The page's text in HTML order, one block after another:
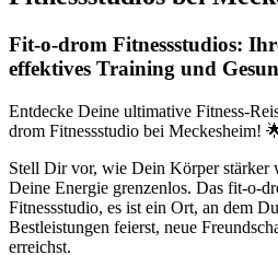
Fit-o-drom Fitnessstudios:
effektives Training und
Entdecke Deine ultimative Fitness-
drom Fitnessstudio bei Meckesheim!
Stell Dir vor, wie Dein Körper stärker
Deine Energie grenzenlos. Das fit-o-
Fitnessstudio, es ist ein Ort, an dem
Bestleistungen feierst, neue
erreichst.